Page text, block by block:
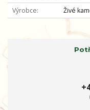
Výrobce
Živé